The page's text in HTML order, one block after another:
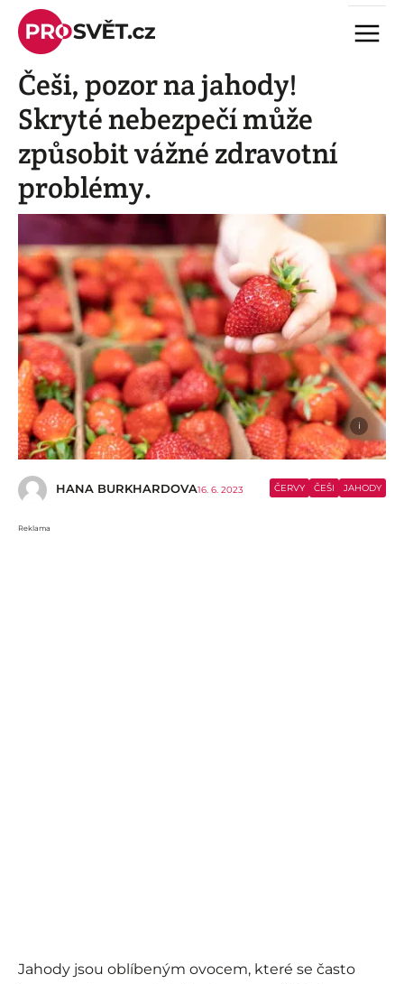
Skip
content
Menu
Češi, pozor na jahody!
Skryté nebezpečí může
způsobit vážné zdravotní
problémy.
i
HANA BURKHARDOVA16. 6. 2023 ČERVY ČEŠI JAHODY
Reklama
Jahody jsou oblíbeným ovocem, které se často